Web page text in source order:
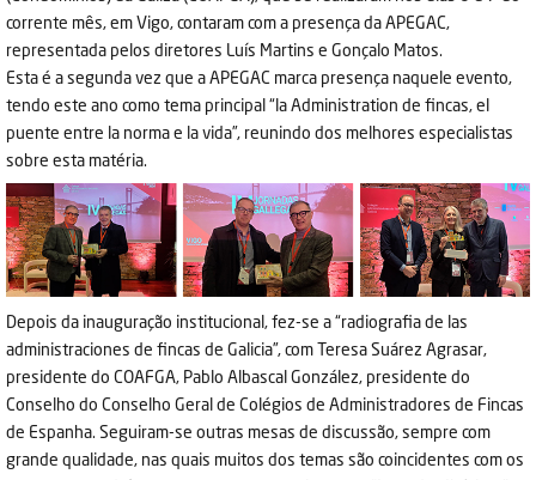
corrente mês, em Vigo, contaram com a presença da APEGAC,
representada pelos diretores Luís Martins e Gonçalo Matos.
Esta é a segunda vez que a APEGAC marca presença naquele evento,
tendo este ano como tema principal “la Administration de fincas, el
puente entre la norma e la vida”, reunindo dos melhores especialistas
sobre esta matéria.
Depois da inauguração institucional, fez-se a “radiografia de las
administraciones de fincas de Galicia”, com Teresa Suárez Agrasar,
presidente do COAFGA, Pablo Albascal González, presidente do
Conselho do Conselho Geral de Colégios de Administradores de Fincas
de Espanha. Seguiram-se outras mesas de discussão, sempre com
grande qualidade, nas quais muitos dos temas são coincidentes com os